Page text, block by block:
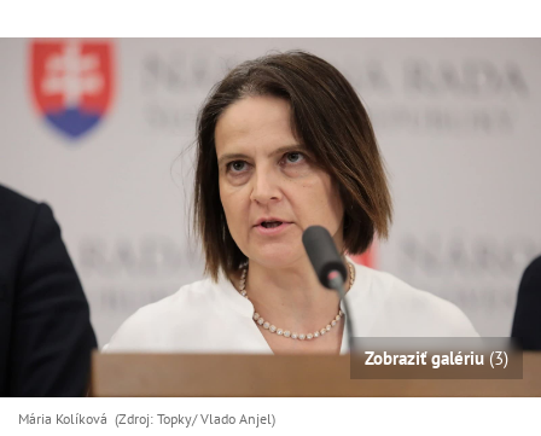
Zobraziť galériu(3)
Mária Kolíková (Zdroj: Topky/ Vlado Anjel)